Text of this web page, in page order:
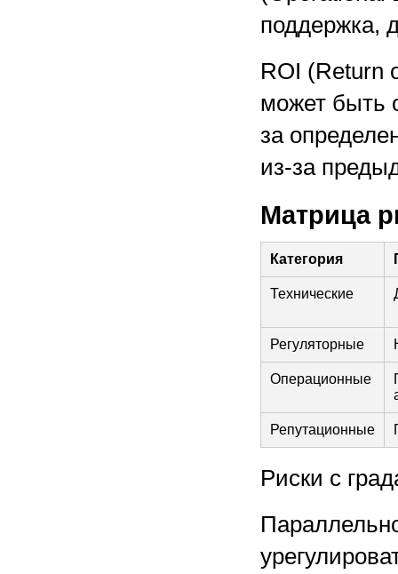
поддержка,
ROI (Return
может быть
за
из-за
Матрица
Категория
Технические
Регуляторные
Операционные
Репутационные
Риски с